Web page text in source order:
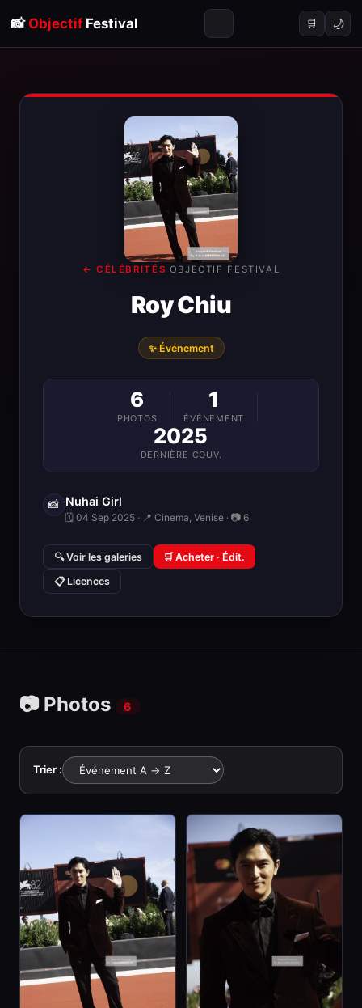
📸 ObjectifFestival 🛒 🌙
← CÉLÉBRITÉS· OBJECTIF FESTIVAL
Roy Chiu
✨ Événement
6
PHOTOS
1
ÉVÉNEMENT
2025
DERNIÈRE COUV.
📸 Nuhai Girl
🗓 04 Sep 2025 · 📍 Cinema, Venise · 📷 6
🔍 Voir les galeries 🛒 Acheter · Édit.
📋 Licences
📷 Photos 6
Trier :